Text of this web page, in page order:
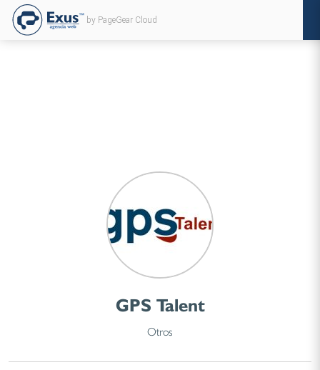
by PageGear Cloud
GPS Talent
Otros